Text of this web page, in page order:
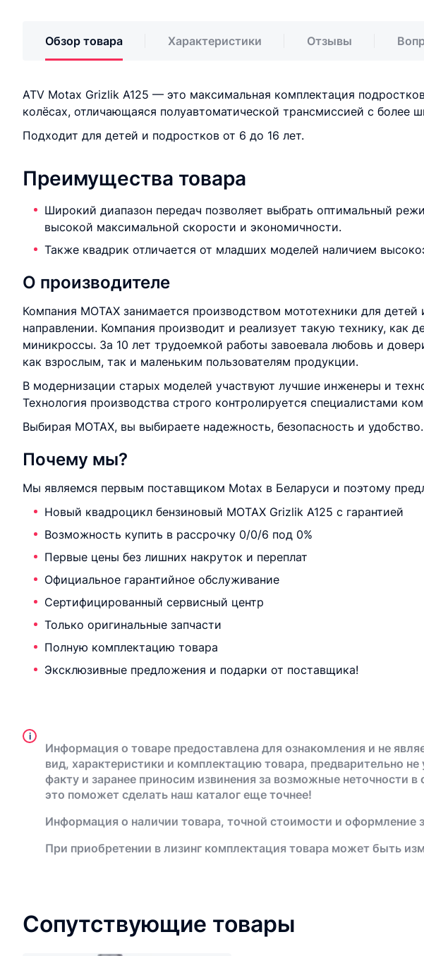
Обзор товара Характеристики Отзывы
ATV Motax Grizlik A125 — это максимальная комплектация
колёсах, отличающаяся полуавтоматической трансмиссией с более
Подходит для детей и подростков от 6 до 16 лет.
Преимущества товара
Широкий диапазон передач позволяет выбрать оптимальный
высокой максимальной скорости и экономичности.
Также квадрик отличается от младших моделей наличием
О производителе
Компания MOTAX занимается производством мототехники для
направлении. Компания производит и реализует такую технику, как
миникроссы. За 10 лет трудоемкой работы завоевала любовь и
как взрослым, так и маленьким пользователям продукции.
В модернизации старых моделей участвуют лучшие инженеры и
Технология производства строго контролируется специалистами
Выбирая MOTAX, вы выбираете надежность, безопасность и удобство.
Почему мы?
Мы являемся первым поставщиком Motax в Беларуси и поэтому
Новый квадроцикл бензиновый MOTAX Grizlik A125 с гарантией
Возможность купить в рассрочку 0/0/6 под 0%
Первые цены без лишних накруток и переплат
Официальное гарантийное обслуживание
Сертифицированный сервисный центр
Только оригинальные запчасти
Полную комплектацию товара
Эксклюзивные предложения и подарки от поставщика!
i
Информация о товаре предоставлена для ознакомления и не
вид, характеристики и комплектацию товара, предварительно
факту и заранее приносим извинения за возможные
это поможет сделать наш каталог еще точнее!
Информация о наличии товара, точной стоимости и оформление
При приобретении в лизинг комплектация товара может быть
Сопутствующие товары